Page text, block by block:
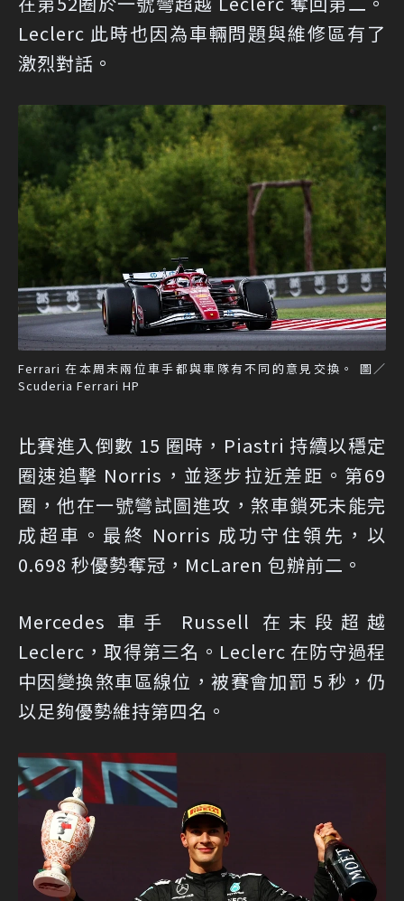
Leclerc 此時也因為車輛問題與維修區有了
激烈對話。
Ferrari 在本周末兩位車手都與車隊有不同的意見交換。 圖／
Scuderia Ferrari HP
比賽進入倒數 15 圈時，Piastri 持續以穩定
圈速追擊 Norris，並逐步拉近差距。第69
圈，他在一號彎試圖進攻，煞車鎖死未能完
成超車。最終 Norris 成功守住領先，以
0.698 秒優勢奪冠，McLaren 包辦前二。
Mercedes 車手 Russell 在末段超越
Leclerc，取得第三名。Leclerc 在防守過程
中因變換煞車區線位，被賽會加罰 5 秒，仍
以足夠優勢維持第四名。